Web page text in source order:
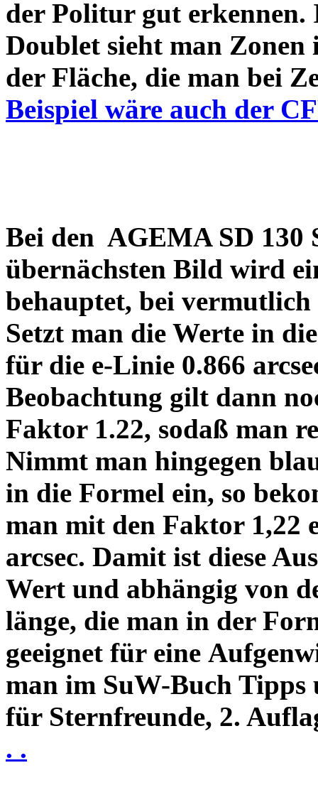
der Politur gut
Doublet sieht man Zonen
der Fläche, die man bei
Beispiel wäre auch der
Bei den AGEMA SD 130
übernächsten Bild wird
behauptet, bei vermutlich
Setzt man die Werte in
für die e-Linie 0.866
Beobachtung gilt dann
Faktor 1.22, sodaß man
Nimmt man hingegen
in die Formel ein, so
man mit den Faktor 1,22
arcsec. Damit ist diese
Wert und abhängig von
länge, die man in der
geeignet für eine
man im SuW-Buch Tipps
für Sternfreunde, 2.
. .